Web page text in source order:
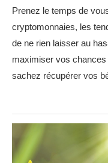
Prenez le temps de
cryptomonnaies, les
de ne rien laisser au
maximiser vos
sachez récupérer vos